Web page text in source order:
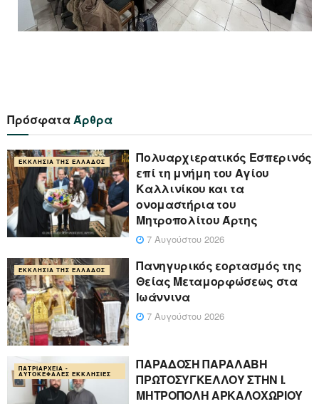
ΠρόσφαταΆρθρα
ΕΚΚΛΗΣΊΑ ΤΗΣ ΕΛΛΆΔΟΣ
Πολυαρχιερατικός Εσπερινός
επί τη μνήμη του Αγίου
Καλλινίκου και τα
ονομαστήρια του
Μητροπολίτου Άρτης
7 Αυγούστου 2026
ΕΚΚΛΗΣΊΑ ΤΗΣ ΕΛΛΆΔΟΣ
Πανηγυρικός εορτασμός της
Θείας Μεταμορφώσεως στα
Ιωάννινα
7 Αυγούστου 2026
ΠΑΤΡΙΑΡΧΕΊΑ -
ΑΥΤΟΚΈΦΑΛΕΣ ΕΚΚΛΗΣΊΕΣ
ΠΑΡΑΔΟΣΗ ΠΑΡΑΛΑΒΗ
ΠΡΩΤΟΣΥΓΚΕΛΛΟΥ ΣΤΗΝ Ι.
ΜΗΤΡΟΠΟΛΗ ΑΡΚΑΛΟΧΩΡΙΟΥ